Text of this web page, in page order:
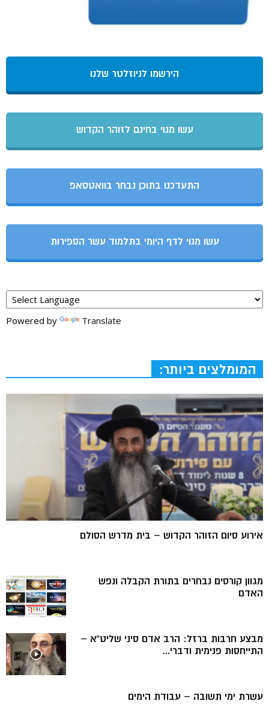
הירשמו לניוזלטר שלנו
עשו מנוי בחינם לזוהר הקדוש
התעדכנו בתוכן נבחר בוואטסאפ
עשו מנוי לדף היומי בתלמוד עשר הספירות
Powered by Translate
המומלצים ביותר:
אירוע סיום הזוהר הקדוש – בית מדרש הסולם
מגוון קורסים נבחרים בתורת הקבלה ונפש
האדם
מבצע חרבות ברזל: הרב אדם סיני שליט”א –
התייחסות פנימית ודברי...
עשרת ימי תשובה – עבודת הימים